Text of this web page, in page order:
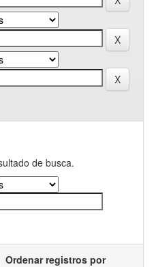
de busca.
Ordenar registros por